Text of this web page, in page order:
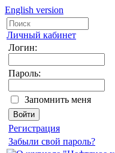
English version
Личный кабинет
Логин:
Пароль:
Запомнить меня
Регистрация
Забыли свой пароль?